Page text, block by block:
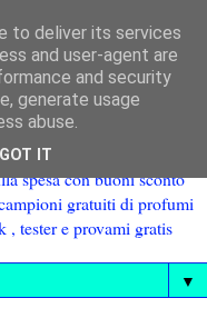
spesa con buoni sconto
gratuiti di profumi
, tester e provami gratis
▼
to deliver its services
and user-agent are
and security
generate usage
abuse.
GOT IT